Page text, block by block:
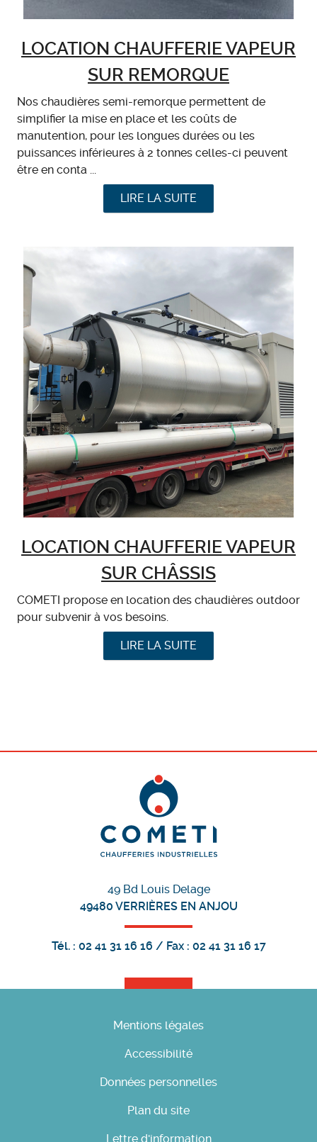
LOCATION CHAUFFERIE VAPEUR
SUR REMORQUE
Nos chaudières semi-remorque permettent de
simplifier la mise en place et les coûts de
manutention, pour les longues durées ou les
puissances inférieures à 2 tonnes celles-ci peuvent
être en conta ...
LIRE LA SUITE
LOCATION CHAUFFERIE VAPEUR
SUR CHÂSSIS
COMETI propose en location des chaudières outdoor
pour subvenir à vos besoins.
LIRE LA SUITE
49 Bd Louis Delage
49480 VERRIÈRES EN ANJOU
Tél. : 02 41 31 16 16 / Fax : 02 41 31 16 17
Mentions légales
Accessibilité
Données personnelles
Plan du site
Lettre d'information